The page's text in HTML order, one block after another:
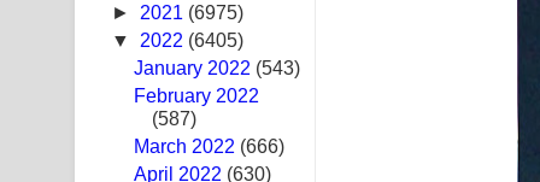
Swetha Sande Song Lyrics - ශ්වේත සඳේ ගීතයේ පද
Ma Igili Giya Lyrics - මා ඉගිලී ගියා ගීතයේ පද පෙළ
Ras Balan Song Lyrics - රැස් බලන් ගීතයේ පද පෙළ
► 2021 (6975)
▼ 2022 (6405)
January 2022 (543)
February 2022
(587)
March 2022 (666)
April 2022 (630)